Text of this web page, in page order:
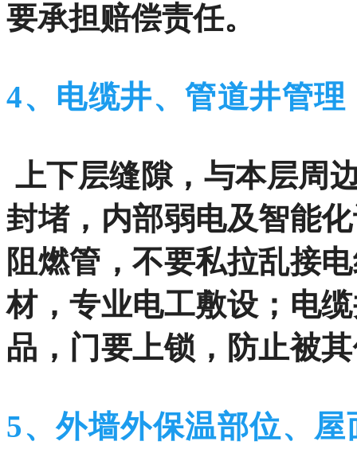
要承担赔偿责任。
4、电缆井、管道井管理
上下层缝隙，与本层周
封堵，内部弱电及智能
阻燃管，不要私拉乱接
材，专业电工敷设；电
品，门要上锁，防止被
5、外墙外保温部位、